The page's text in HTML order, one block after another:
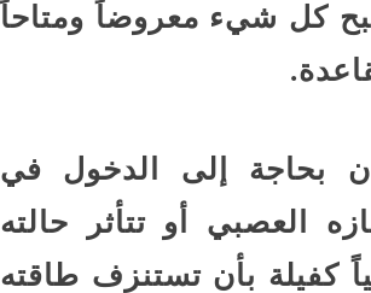
أصبح كل شيء معروضاً ومتاحاً
بحاجة إلى الدخول في
العصبي أو تتأثر حالته
كفيلة بأن تستنزف طاقته